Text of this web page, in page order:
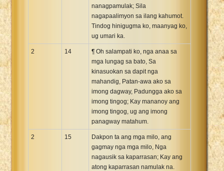
nanagpamulak; Sila
nagapaalimyon sa ilang kahumot.
Tindog hinigugma ko, maanyag ko,
ug umari ka.
2 14
¶ Oh salampati ko, nga anaa sa
mga lungag sa bato, Sa
kinasuokan sa dapit nga
mahandig, Patan-awa ako sa
imong dagway, Padungga ako sa
imong tingog; Kay mananoy ang
imong tingog, ug ang imong
panagway matahum.
2 15
Dakpon ta ang mga milo, ang
gagmay nga mga milo, Nga
nagausik sa kaparrasan; Kay ang
atong kaparrasan namulak na.